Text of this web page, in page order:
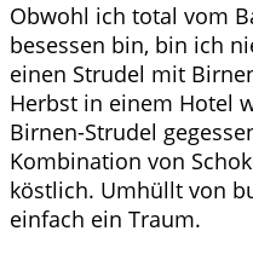
Obwohl ich total vom
besessen bin, bin ich
einen Strudel mit
Herbst in einem Hotel
Birnen-Strudel
Kombination von
köstlich. Umhüllt von
einfach ein Traum.